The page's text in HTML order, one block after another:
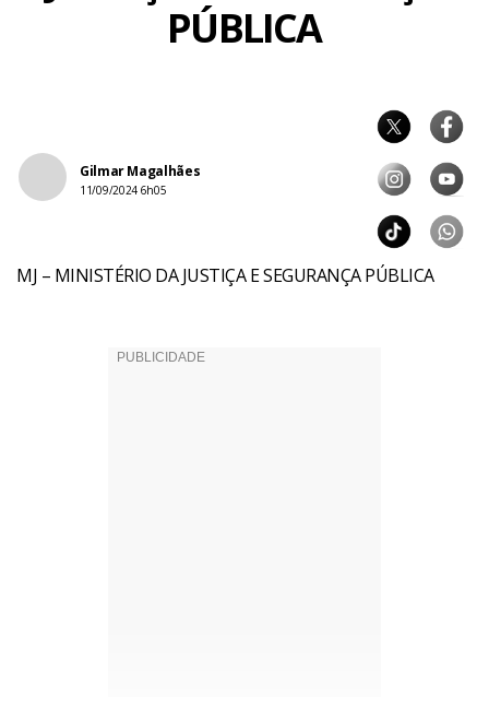
PÚBLICA
Gilmar Magalhães
11/09/2024 6h05
MJ – MINISTÉRIO DA JUSTIÇA E SEGURANÇA PÚBLICA